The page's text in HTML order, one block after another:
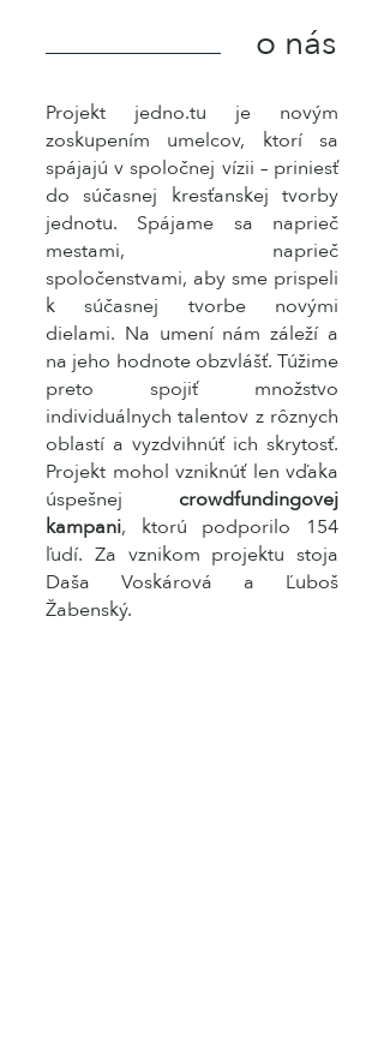
o nás
Projekt jedno.tu je novým
zoskupením umelcov, ktorí sa
spájajú v spoločnej vízii – priniesť
do súčasnej kresťanskej tvorby
jednotu. Spájame sa naprieč
mestami, naprieč
spoločenstvami, aby sme prispeli
k súčasnej tvorbe novými
dielami. Na umení nám záleží a
na jeho hodnote obzvlášť. Túžime
preto spojiť množstvo
individuálnych talentov z rôznych
oblastí a vyzdvihnúť ich skrytosť.
Projekt mohol vzniknúť len vďaka
úspešnej crowdfundingovej
kampani, ktorú podporilo 154
ľudí. Za vznikom projektu stoja
Daša Voskárová a Ľuboš
Žabenský.